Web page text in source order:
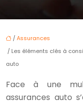
/Assurances
/ Les éléments clés à
auto
Face à une
assurances auto